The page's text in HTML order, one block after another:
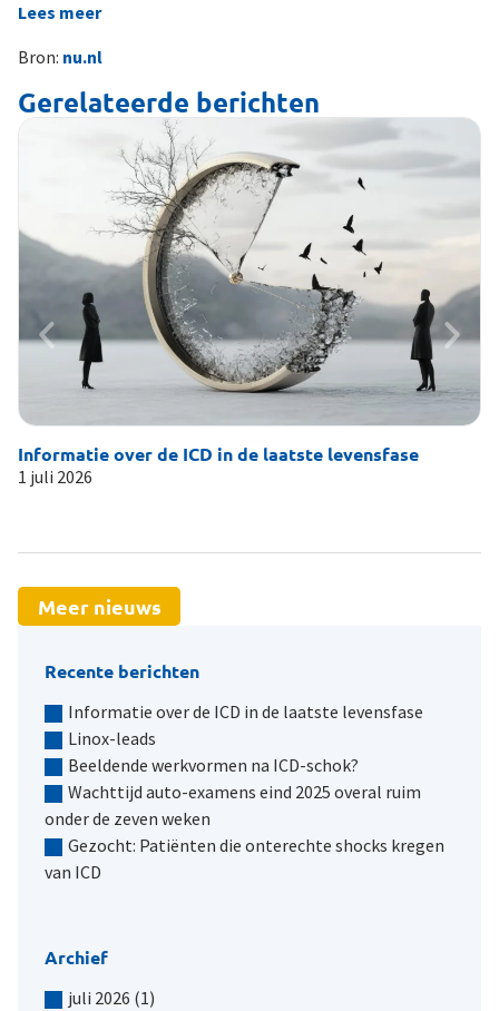
Recente berichten
Informatie over de ICD in de laatste levensfase
Linox-leads
Beeldende werkvormen na ICD-schok?
Wachttijd auto-examens eind 2025 overal ruim
onder de zeven weken
Gezocht: Patiënten die onterechte shocks kregen
van ICD
Archief
juli 2026 (1)
Lees meer
Bron: nu.nl
Gerelateerde berichten
Informatie over de ICD in de laatste levensfase
1 juli 2026
Meer nieuws